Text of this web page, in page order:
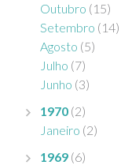
Outubro (15)
Setembro (14)
Agosto (5)
Julho (7)
Junho (3)
1970 (2)
Janeiro (2)
1969 (6)